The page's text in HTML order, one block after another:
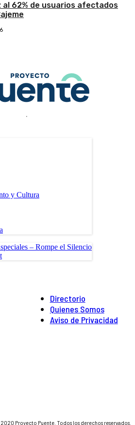
al 62% de usuarios afectados
.
y Cultura
– Rompe el Silencio
Directorio
Quienes Somos
Aviso de Privacidad
Proyecto Puente. Todos los derechos reservados.